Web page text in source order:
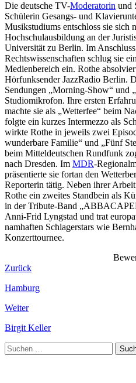
Die deutsche TV-Moderatorin und
Schülerin Gesangs- und
Musikstudiums entschloss sie sich
Hochschulausbildung an der
Universität zu Berlin. Im
Rechtswissenschaften schlug sie
Medienbereich ein. Rothe
Hörfunksender JazzRadio Berlin.
Sendungen „Morning-Show“ und
Studiomikrofon. Ihre ersten
machte sie als „Wetterfee“ beim
folgte ein kurzes Intermezzo als
wirkte Rothe in jeweils zwei
wunderbare Familie“ und „Fünf
beim Mitteldeutschen Rundfunk
nach Dresden. Im MDR-
präsentierte sie fortan den
Reporterin tätig. Neben ihrer
Rothe ein zweites Standbein als
in der Tribute-Band
Anni-Frid Lyngstad und trat
namhaften Schlagerstars wie
Konzerttournee.
Zurück
Hamburg
Weiter
Birgit Keller
Suchen
nach: